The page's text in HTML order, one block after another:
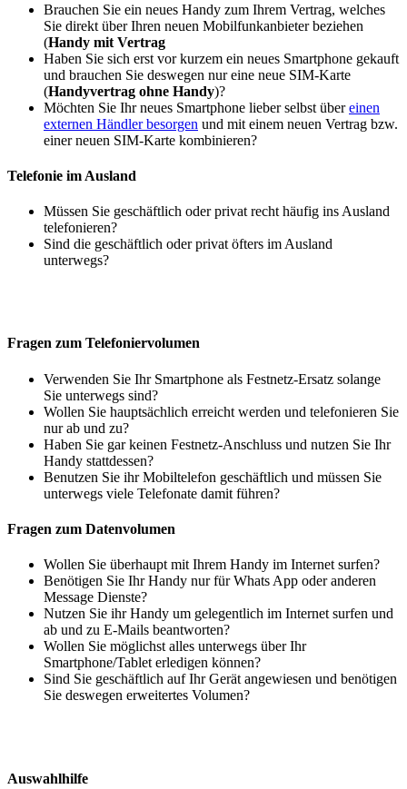
Brauchen Sie ein neues Handy zum Ihrem Vertrag, welches
Sie direkt über Ihren neuen Mobilfunkanbieter beziehen
(Handy mit Vertrag
Haben Sie sich erst vor kurzem ein neues Smartphone gekauft
und brauchen Sie deswegen nur eine neue SIM-Karte
(Handyvertrag ohne Handy)?
Möchten Sie Ihr neues Smartphone lieber selbst übereinen
externen Händler besorgen und mit einem neuen Vertrag bzw.
einer neuen SIM-Karte kombinieren?
Telefonie im Ausland
Müssen Sie geschäftlich oder privat recht häufig ins Ausland
telefonieren?
Sind die geschäftlich oder privat öfters im Ausland
unterwegs?
Fragen zum Telefoniervolumen
Verwenden Sie Ihr Smartphone als Festnetz-Ersatz solange
Sie unterwegs sind?
Wollen Sie hauptsächlich erreicht werden und telefonieren Sie
nur ab und zu?
Haben Sie gar keinen Festnetz-Anschluss und nutzen Sie Ihr
Handy stattdessen?
Benutzen Sie ihr Mobiltelefon geschäftlich und müssen Sie
unterwegs viele Telefonate damit führen?
Fragen zum Datenvolumen
Wollen Sie überhaupt mit Ihrem Handy im Internet surfen?
Benötigen Sie Ihr Handy nur für Whats App oder anderen
Message Dienste?
Nutzen Sie ihr Handy um gelegentlich im Internet surfen und
ab und zu E-Mails beantworten?
Wollen Sie möglichst alles unterwegs über Ihr
Smartphone/Tablet erledigen können?
Sind Sie geschäftlich auf Ihr Gerät angewiesen und benötigen
Sie deswegen erweitertes Volumen?
Auswahlhilfe